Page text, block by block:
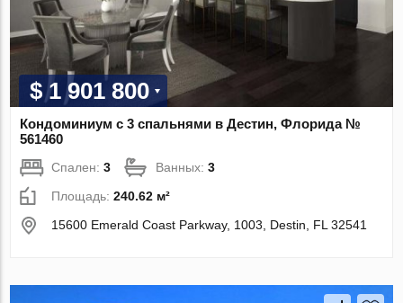
$ 1 901 800
Кондоминиум с 3 спальнями в Дестин, Флорида №
561460
Спален:3 Ванных:3
Площадь:240.62 м²
15600 Emerald Coast Parkway, 1003, Destin, FL 32541